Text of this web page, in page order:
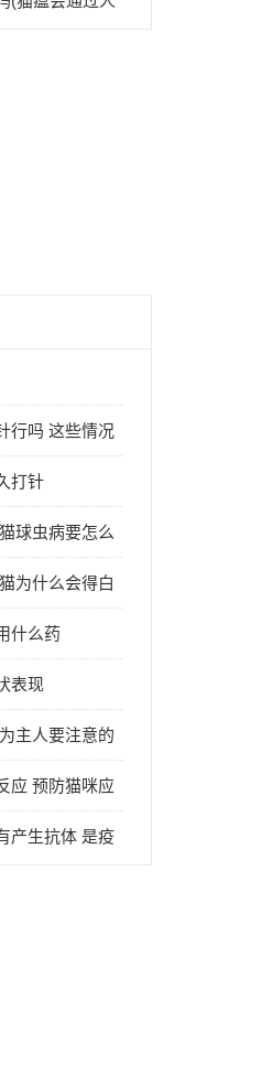
行吗 这些情况
打针
球虫病要怎么
为什么会得白
什么药
表现
主人要注意的
应 预防猫咪应
产生抗体 是疫